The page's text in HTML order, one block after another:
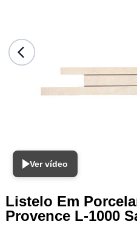
Ver vídeo
Listelo Em
Provence L-1000